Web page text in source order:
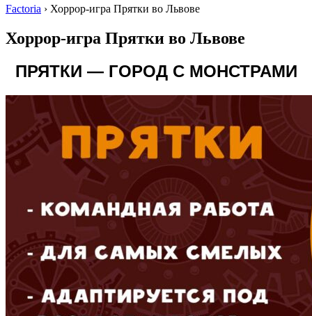
Factoria › Хоррор-игра Прятки во Львове
Хоррор-игра Прятки во Львове
ПРЯТКИ — ГОРОД С МОНСТРАМИ